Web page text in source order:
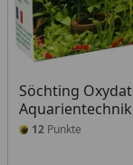
Söchting
Aquarientechnik
12 Punkte